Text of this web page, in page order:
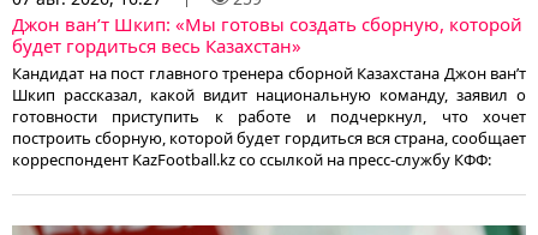
Джон ван’т Шкип: «Мы готовы создать сборную, которой
будет гордиться весь Казахстан»
Кандидат на пост главного тренера сборной Казахстана Джон ван’т
Шкип рассказал, какой видит национальную команду, заявил о
готовности приступить к работе и подчеркнул, что хочет
построить сборную, которой будет гордиться вся страна, сообщает
корреспондент KazFootball.kz со ссылкой на пресс-службу КФФ: